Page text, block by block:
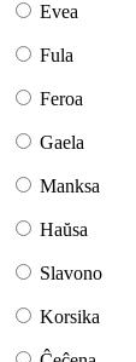
Evea
Fula
Feroa
Gaela
Manksa
Haŭsa
Slavono
Korsika